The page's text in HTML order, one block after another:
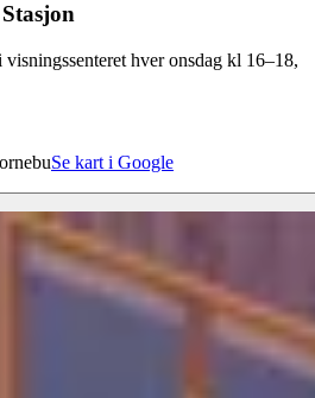
hver onsdag kl 16–18,
Se kart i Google